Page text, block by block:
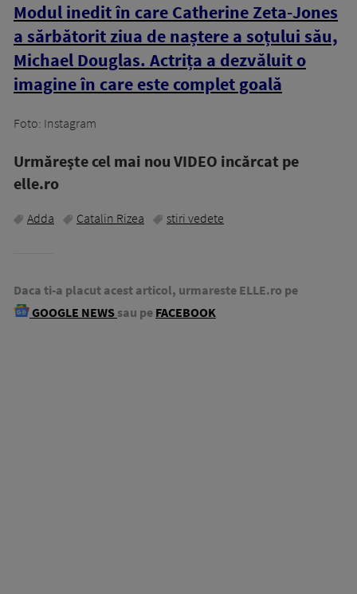
Modul inedit în care Catherine Zeta-Jones
a sărbătorit ziua de naștere a soțului său,
Michael Douglas. Actrița a dezvăluit o
imagine în care este complet goală
Foto: Instagram
Urmăreşte cel mai nou VIDEO incărcat pe
elle.ro
Adda Catalin Rizea stiri vedete
Daca ti-a placut acest articol, urmareste ELLE.ro pe
GOOGLE NEWS sau pe FACEBOOK